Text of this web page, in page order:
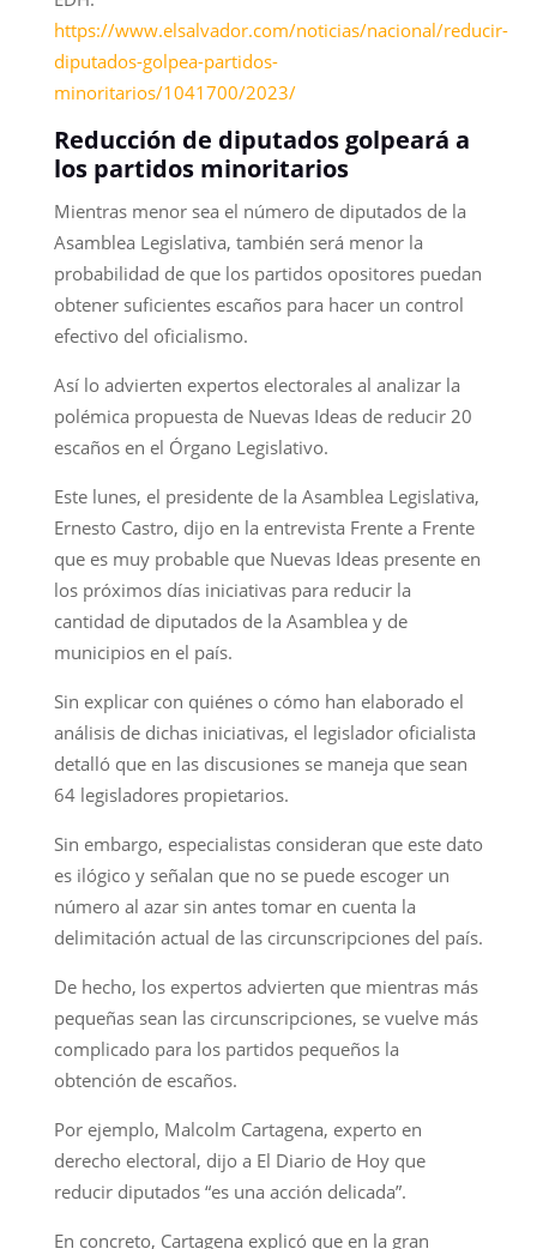
https://www.elsalvador.com/noticias/nacional/reducir-
diputados-golpea-partidos-
minoritarios/1041700/2023/
Reducción de diputados golpeará a
los partidos minoritarios
Mientras menor sea el número de diputados de la
Asamblea Legislativa, también será menor la
probabilidad de que los partidos opositores puedan
obtener suficientes escaños para hacer un control
efectivo del oficialismo.
Así lo advierten expertos electorales al analizar la
polémica propuesta de Nuevas Ideas de reducir 20
escaños en el Órgano Legislativo.
Este lunes, el presidente de la Asamblea Legislativa,
Ernesto Castro, dijo en la entrevista Frente a Frente
que es muy probable que Nuevas Ideas presente en
los próximos días iniciativas para reducir la
cantidad de diputados de la Asamblea y de
municipios en el país.
Sin explicar con quiénes o cómo han elaborado el
análisis de dichas iniciativas, el legislador oficialista
detalló que en las discusiones se maneja que sean
64 legisladores propietarios.
Sin embargo, especialistas consideran que este dato
es ilógico y señalan que no se puede escoger un
número al azar sin antes tomar en cuenta la
delimitación actual de las circunscripciones del país.
De hecho, los expertos advierten que mientras más
pequeñas sean las circunscripciones, se vuelve más
complicado para los partidos pequeños la
obtención de escaños.
Por ejemplo, Malcolm Cartagena, experto en
derecho electoral, dijo a El Diario de Hoy que
reducir diputados “es una acción delicada”.
En concreto, Cartagena explicó que en la gran